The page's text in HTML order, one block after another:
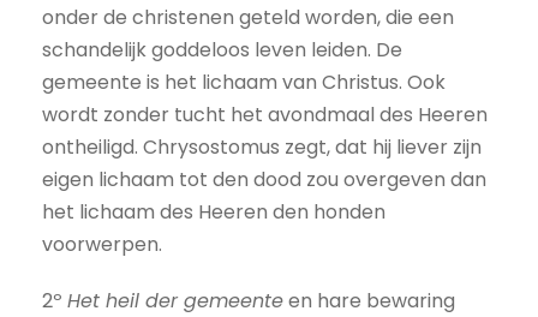
onder de christenen geteld worden, die een
schandelijk goddeloos leven leiden. De
gemeente is het lichaam van Christus. Ook
wordt zonder tucht het avondmaal des Heeren
ontheiligd. Chrysostomus zegt, dat hij liever zijn
eigen lichaam tot den dood zou overgeven dan
het lichaam des Heeren den honden
voorwerpen.
2º Het heil der gemeenteen hare bewaring